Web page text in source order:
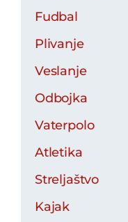
Fudbal
Plivanje
Veslanje
Odbojka
Vaterpolo
Atletika
Streljaštvo
Kajak